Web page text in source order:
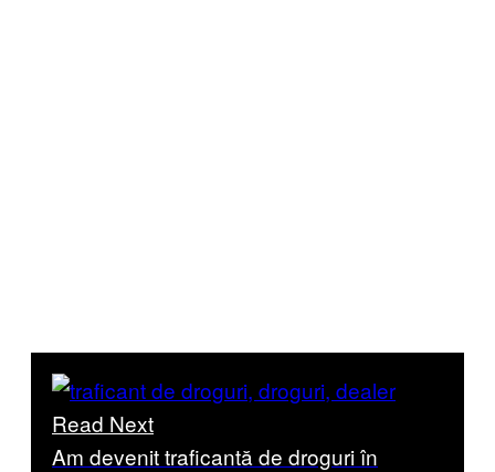
Read Next
Am devenit traficantă de droguri în